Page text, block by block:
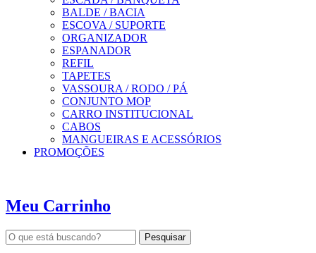
BALDE / BACIA
ESCOVA / SUPORTE
ORGANIZADOR
ESPANADOR
REFIL
TAPETES
VASSOURA / RODO / PÁ
CONJUNTO MOP
CARRO INSTITUCIONAL
CABOS
MANGUEIRAS E ACESSÓRIOS
PROMOÇÕES
Meu Carrinho
Pesquisar